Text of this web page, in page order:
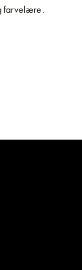
farvelære.